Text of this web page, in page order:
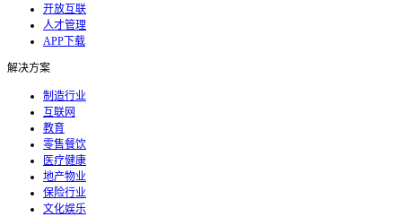
开放互联
人才管理
APP下载
解决方案
制造行业
互联网
教育
零售餐饮
医疗健康
地产物业
保险行业
文化娱乐